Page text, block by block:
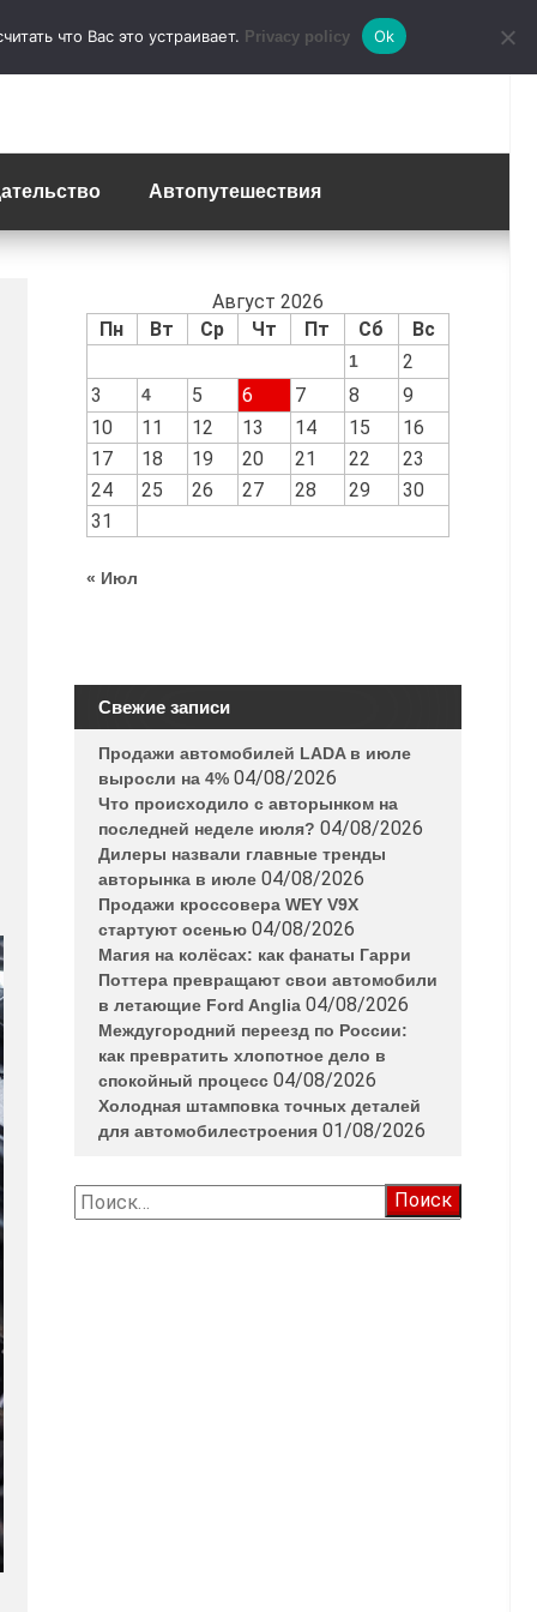
Автопутешествия
Август 2026
Пн
Вт Ср Чт Пт Сб Вс
1
2
3
4 5 6 7 8
9
10
11 12 13 14 15
16
17
18 19 20 21 22
23
24
25 26 27 28 29
30
31
« Июл
Свежие записи
Продажи автомобилей LADA в июле
выросли на 4% 04/08/2026
Что происходило с авторынком на
последней неделе июля? 04/08/2026
Дилеры назвали главные тренды
авторынка в июле 04/08/2026
Продажи кроссовера WEY V9X
стартуют осенью 04/08/2026
Магия на колёсах: как фанаты Гарри
Поттера превращают свои автомобили
в летающие Ford Anglia 04/08/2026
Междугородний переезд по России:
как превратить хлопотное дело в
спокойный процесс 04/08/2026
Холодная штамповка точных деталей
для автомобилестроения 01/08/2026
Найти:
что Вас это устраивает. Privacy policy Ok